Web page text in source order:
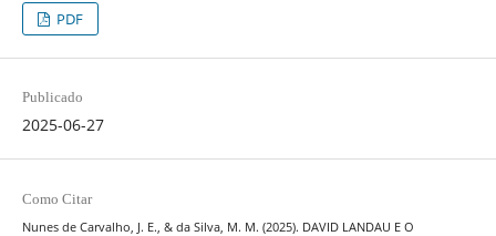
PDF
Publicado
2025-06-27
Como Citar
Nunes de Carvalho, J. E., & da Silva, M. M. (2025). DAVID LANDAU E O